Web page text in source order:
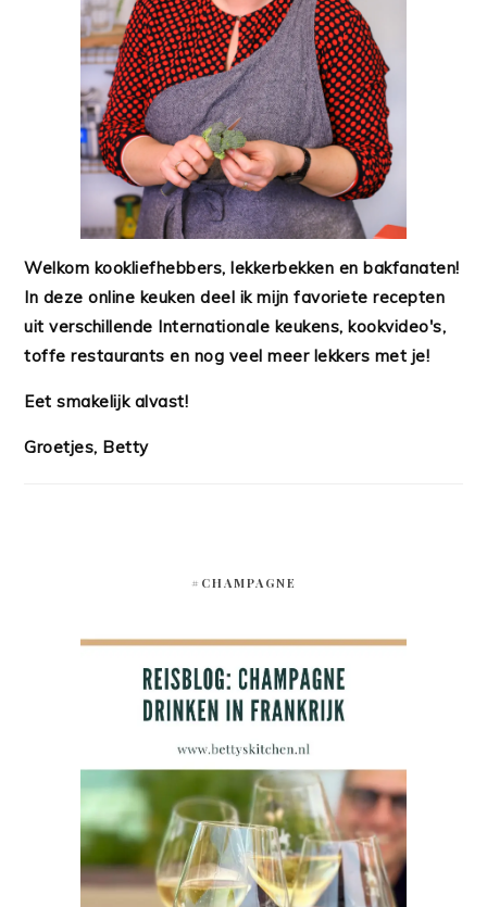
Welkom kookliefhebbers, lekkerbekken en bakfanaten!
In deze online keuken deel ik mijn favoriete recepten
uit verschillende Internationale keukens, kookvideo's,
toffe restaurants en nog veel meer lekkers met je!
Eet smakelijk alvast!
Groetjes, Betty
#CHAMPAGNE